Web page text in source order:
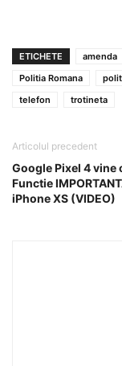
ETICHETE amenda
Politia Romana
telefon
trotineta
Articolul precedent
Google Pixel 4 vine
Functie
iPhone XS (VIDEO)